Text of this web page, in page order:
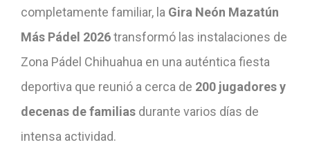
completamente familiar, la Gira Neón Mazatún
Más Pádel 2026transformó las instalaciones de
Zona Pádel Chihuahua en una auténtica fiesta
deportiva que reunió a cerca de 200 jugadores y
decenas de familias durante varios días de
intensa actividad.